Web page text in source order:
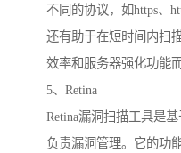
不同的协议，如https、
还有助于在短时间内扫
效率和服务器强化功能
5、Retina
Retina漏洞扫描工具是
负责漏洞管理。它的功